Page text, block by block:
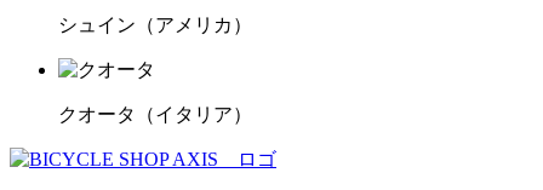
シュイン （アメリカ）
クオータ （イタリア）